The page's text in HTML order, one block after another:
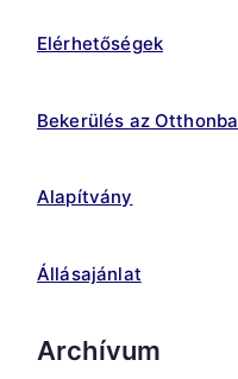
Elérhetőségek
Bekerülés az Otthonba
Alapítvány
Állásajánlat
Archívum